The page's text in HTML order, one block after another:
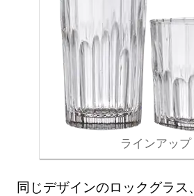
ラインアップ
同じデザインのロックグラス、